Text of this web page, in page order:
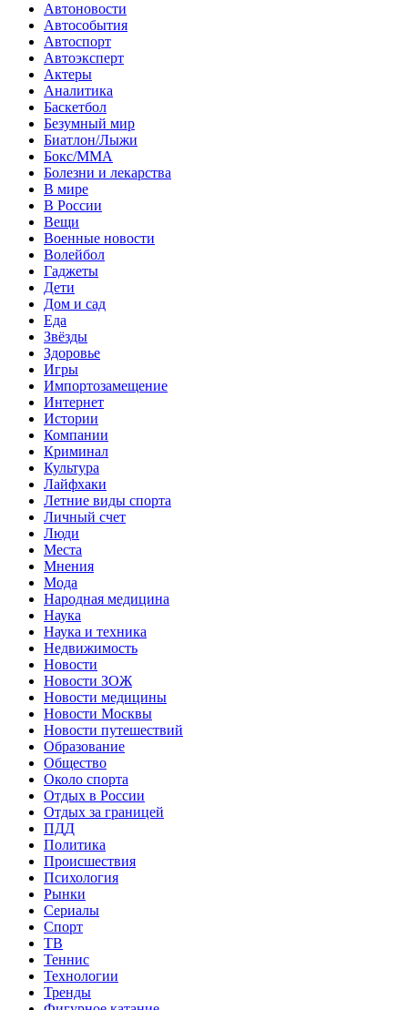
Автоновости
Автособытия
Автоспорт
Автоэксперт
Актеры
Аналитика
Баскетбол
Безумный мир
Биатлон/Лыжи
Бокс/MMA
Болезни и лекарства
В мире
В России
Вещи
Военные новости
Волейбол
Гаджеты
Дети
Дом и сад
Еда
Звёзды
Здоровье
Игры
Импортозамещение
Интернет
Истории
Компании
Криминал
Культура
Лайфхаки
Летние виды спорта
Личный счет
Люди
Места
Мнения
Мода
Народная медицина
Наука
Наука и техника
Недвижимость
Новости
Новости ЗОЖ
Новости медицины
Новости Москвы
Новости путешествий
Образование
Общество
Около спорта
Отдых в России
Отдых за границей
ПДД
Политика
Происшествия
Психология
Рынки
Сериалы
Спорт
ТВ
Теннис
Технологии
Тренды